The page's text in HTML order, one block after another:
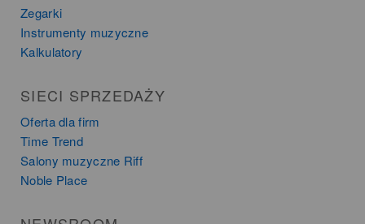
Zegarki
Instrumenty muzyczne
Kalkulatory
SIECI SPRZEDAŻY
Oferta dla firm
Time Trend
Salony muzyczne Riff
Noble Place